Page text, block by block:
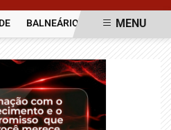
BALNEÁRIO CAMBORIÚ RECEBERÁ
MENU